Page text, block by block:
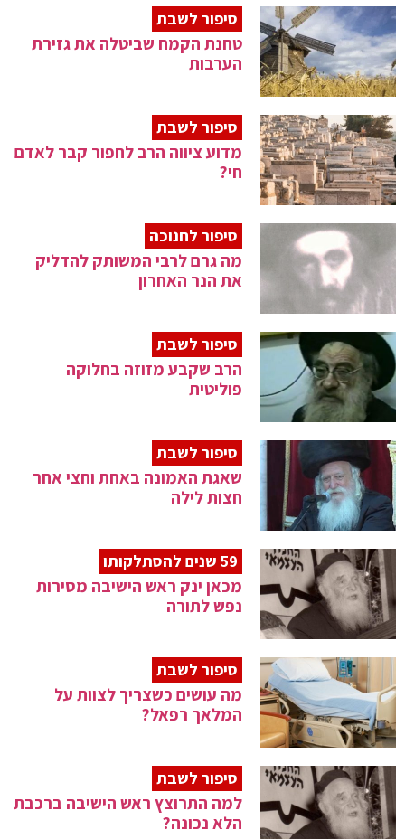
סיפור לשבת
טחנת הקמח שביטלה את גזירת
הערבות
סיפור לשבת
מדוע ציווה הרב לחפור קבר לאדם
חי?
סיפור לחנוכה
מה גרם לרבי המשותק להדליק
את הנר האחרון
סיפור לשבת
הרב שקבע מזוזה בחלוקה
פוליטית
סיפור לשבת
שאגת האמונה באחת וחצי אחר
חצות לילה
59 שנים להסתלקותו
מכאן ינק ראש הישיבה מסירות
נפש לתורה
סיפור לשבת
מה עושים כשצריך לצוות על
המלאך רפאל?
סיפור לשבת
למה התרוצץ ראש הישיבה ברכבת
הלא נכונה?